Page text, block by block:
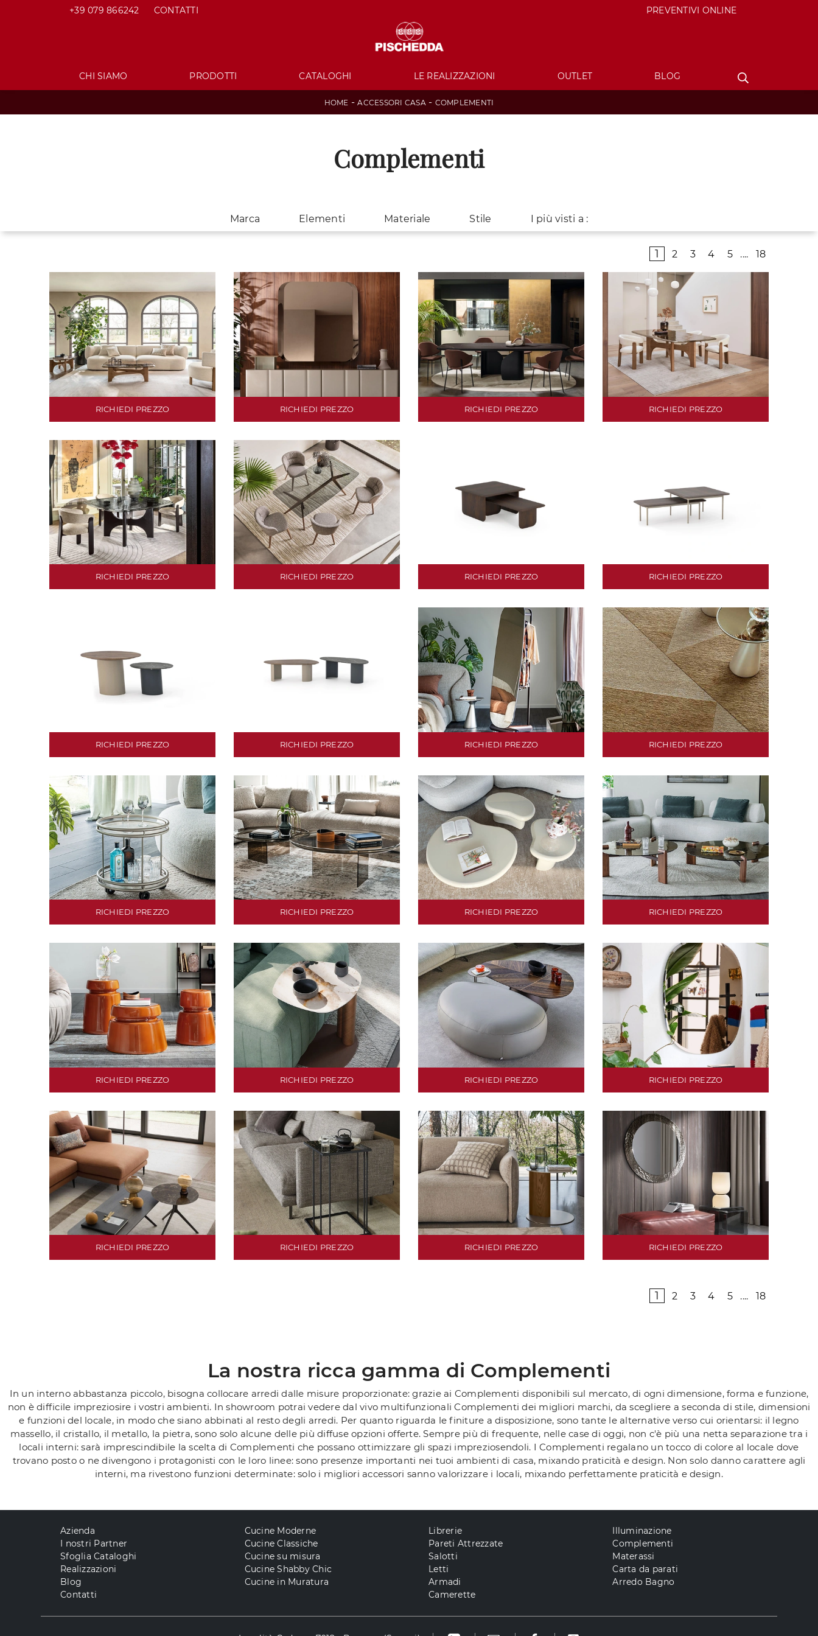
+39 079 866242 CONTATTI PREVENTIVI ONLINE
CHI SIAMO PRODOTTI CATALOGHI LE REALIZZAZIONI OUTLET BLOG
HOME -ACCESSORI CASA - COMPLEMENTI
Complementi
Marca Elementi Materiale Stile I più visti a :
1 2 3 4 5 .... 18
RICHIEDI PREZZO RICHIEDI PREZZO RICHIEDI PREZZO RICHIEDI PREZZO
RICHIEDI PREZZO RICHIEDI PREZZO RICHIEDI PREZZO RICHIEDI PREZZO
RICHIEDI PREZZO RICHIEDI PREZZO RICHIEDI PREZZO RICHIEDI PREZZO
RICHIEDI PREZZO RICHIEDI PREZZO RICHIEDI PREZZO RICHIEDI PREZZO
RICHIEDI PREZZO RICHIEDI PREZZO RICHIEDI PREZZO RICHIEDI PREZZO
RICHIEDI PREZZO RICHIEDI PREZZO RICHIEDI PREZZO RICHIEDI PREZZO
1 2 3 4 5 .... 18
La nostra ricca gamma di Complementi
In un interno abbastanza piccolo, bisogna collocare arredi dalle misure proporzionate: grazie ai Complementi disponibili sul mercato, di ogni dimensione, forma e funzione,
non è difficile impreziosire i vostri ambienti. In showroom potrai vedere dal vivo multifunzionali Complementi dei migliori marchi, da scegliere a seconda di stile, dimensioni
e funzioni del locale, in modo che siano abbinati al resto degli arredi. Per quanto riguarda le finiture a disposizione, sono tante le alternative verso cui orientarsi: il legno
massello, il cristallo, il metallo, la pietra, sono solo alcune delle più diffuse opzioni offerte. Sempre più di frequente, nelle case di oggi, non c'è più una netta separazione tra i
locali interni: sarà imprescindibile la scelta di Complementi che possano ottimizzare gli spazi impreziosendoli. I Complementi regalano un tocco di colore al locale dove
trovano posto o ne divengono i protagonisti con le loro linee: sono presenze importanti nei tuoi ambienti di casa, mixando praticità e design. Non solo danno carattere agli
interni, ma rivestono funzioni determinate: solo i migliori accessori sanno valorizzare i locali, mixando perfettamente praticità e design.
Azienda
I nostri Partner
Sfoglia Cataloghi
Realizzazioni
Blog
Contatti
Cucine Moderne
Cucine Classiche
Cucine su misura
Cucine Shabby Chic
Cucine in Muratura
Librerie
Pareti Attrezzate
Salotti
Letti
Armadi
Camerette
Illuminazione
Complementi
Materassi
Carta da parati
Arredo Bagno